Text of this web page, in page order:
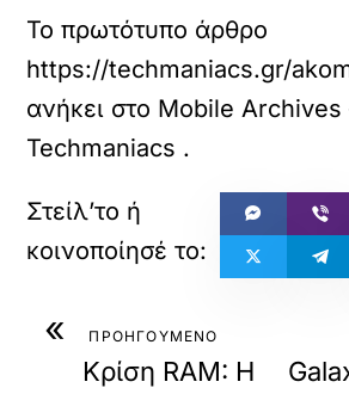
Το πρωτότυπο άρθρο
https://techmaniacs.gr/
ανήκει στο Mobile Archives
Techmaniacs .
« ΠΡΟΗΓΟΥΜΕΝΟ
Κρίση RAM: Η